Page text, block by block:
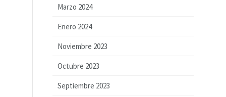
Marzo 2024
Enero 2024
Noviembre 2023
Octubre 2023
Septiembre 2023